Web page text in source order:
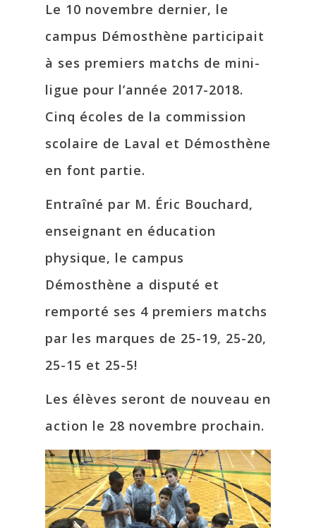
Le 10 novembre dernier, le
campus Démosthène participait
à ses premiers matchs de mini-
ligue pour l’année 2017-2018.
Cinq écoles de la commission
scolaire de Laval et Démosthène
en font partie.
Entraîné par M. Éric Bouchard,
enseignant en éducation
physique, le campus
Démosthène a disputé et
remporté ses 4 premiers matchs
par les marques de 25-19, 25-20,
25-15 et 25-5!
Les élèves seront de nouveau en
action le 28 novembre prochain.